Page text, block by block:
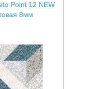
Point 12 NEW
8мм